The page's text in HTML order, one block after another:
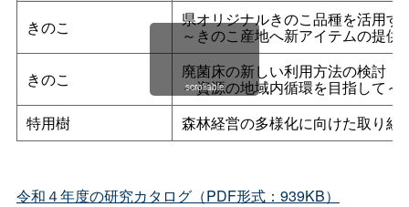
きのこ 県オリジナルきのこ品種を活用す
～きのこ産地へ新アイテムの提
きのこ 廃菌床の新しい利用方法の検討
～資源の地域内循環を目指して～
特用樹
森林経営の多様化に向けた取り組
scrollable
令和４年度の研究カタログ（PDF形式：939KB）